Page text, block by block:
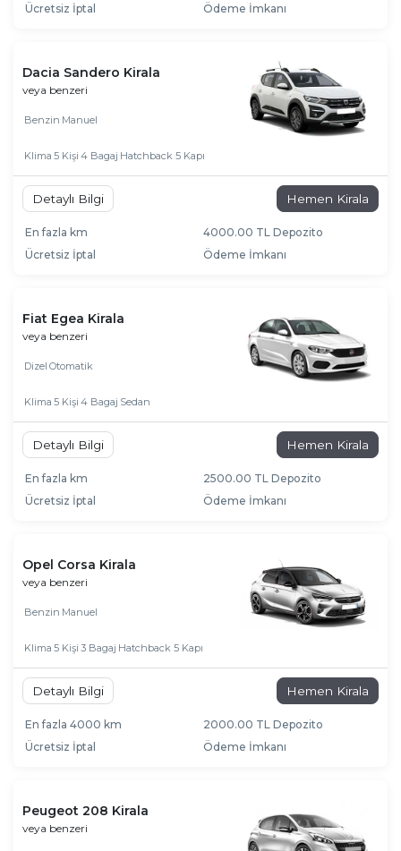
Ücretsiz İptal
Ödeme İmkanı
Dacia Sandero Kirala
veya benzeri
Benzin Manuel
Klima 5 Kişi 4 Bagaj Hatchback 5 Kapı
Detaylı Bilgi Hemen Kirala
En fazla km
4000.00 TL Depozito
Ücretsiz İptal
Ödeme İmkanı
Fiat Egea Kirala
veya benzeri
Dizel Otomatik
Klima 5 Kişi 4 Bagaj Sedan
Detaylı Bilgi Hemen Kirala
En fazla km
2500.00 TL Depozito
Ücretsiz İptal
Ödeme İmkanı
Opel Corsa Kirala
veya benzeri
Benzin Manuel
Klima 5 Kişi 3 Bagaj Hatchback 5 Kapı
Detaylı Bilgi Hemen Kirala
En fazla 4000 km
2000.00 TL Depozito
Ücretsiz İptal
Ödeme İmkanı
Peugeot 208 Kirala
veya benzeri